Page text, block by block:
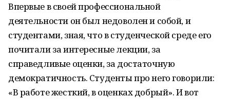
Впервые в своей профессиональной
деятельности он был недоволен и собой, и
студентами, зная, что в студенческой среде его
почитали за интересные лекции, за
справедливые оценки, за достаточную
демократичность. Студенты про него говорили:
«В работе жесткий, в оценках добрый». И вот